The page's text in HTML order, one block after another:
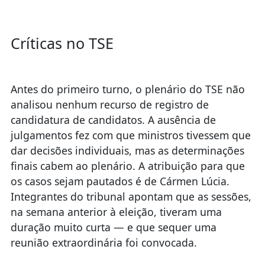
Críticas no TSE
Antes do primeiro turno, o plenário do TSE não
analisou nenhum recurso de registro de
candidatura de candidatos. A ausência de
julgamentos fez com que ministros tivessem que
dar decisões individuais, mas as determinações
finais cabem ao plenário. A atribuição para que
os casos sejam pautados é de Cármen Lúcia.
Integrantes do tribunal apontam que as sessões,
na semana anterior à eleição, tiveram uma
duração muito curta — e que sequer uma
reunião extraordinária foi convocada.